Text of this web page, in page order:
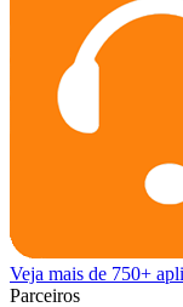
Veja mais de 750+
Parceiros